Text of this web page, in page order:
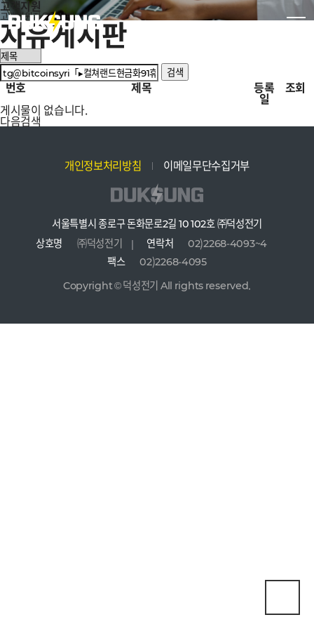
고객지원
고객지원자유게시판
자유게시판
검색
번호 제목 등록
일
조회
게시물이 없습니다.
다음검색
개인정보처리방침 이메일무단수집거부
서울특별시 종로구 돈화문로2길 10 102호 ㈜덕성전기
상호명
㈜덕성전기 연락처
02)2268-4093~4
팩스
02)2268-4095
Copyright © 덕성전기 All rights reserved.